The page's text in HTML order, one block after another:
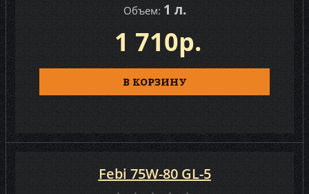
Объем: 1 л.
1 710р.
В КОРЗИНУ
Febi 75W-80 GL-5